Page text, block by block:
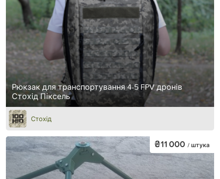
Рюкзак для транспортування 4-5 FPV дронів
Стохід Піксель
Стохід
₴11 000 / штука